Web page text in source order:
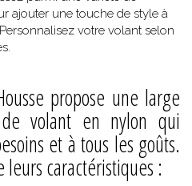
ajouter une touche de style à
votre volant selon
propose une large
volant en nylon qui
et à tous les goûts.
caractéristiques :